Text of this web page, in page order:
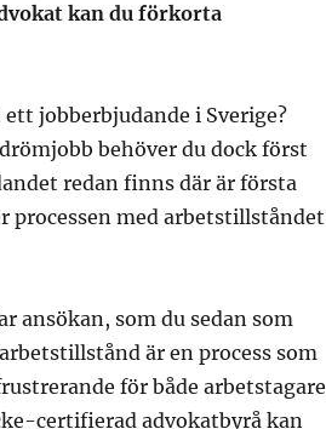
kan du förkorta
jobberbjudande i Sverige?
behöver du dock först
redan finns där är första
med arbetstillståndet
ansökan, som du sedan som
är en process som
för både arbetstagare
certifierad advokatbyrå kan